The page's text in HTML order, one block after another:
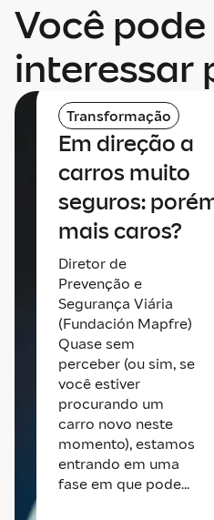
Você pode
interessar
Transformação
Em direção a
carros muito
seguros:
mais caros?
Diretor de
Prevenção e
Segurança Viária
(Fundación Mapfre)
Quase sem
perceber (ou sim, se
você estiver
procurando um
carro novo neste
momento), estamos
entrando em uma
fase em que pode...